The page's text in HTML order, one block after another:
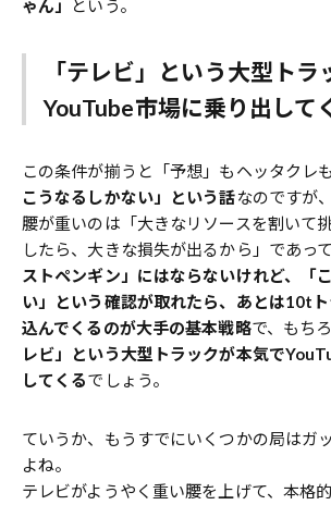
ゃん」
という。
「テレビ」という大型トラ
YouTube市場に乗り出して
この条件が揃うと「予想」もヘッタクレも
こうなるしかない」という話なのですが
腰が重いのは「大きなリソースを割いて
したら、大きな損失が出るから」であっ
ストペンギン」にはならないけれど、「
い」という確認が取れたら、あとは10t
込んでくるのが大手の基本戦略で、もち
レビ」という大型トラックが本気で
してくるでしょう。
ていうか、もうすでにいくつかの局はガ
よね。
テレビがようやく重い腰を上げて、本格